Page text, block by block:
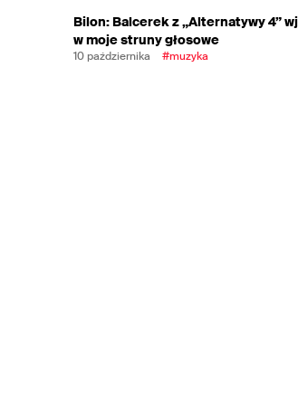
Bilon: Balcerek z „Alternatywy 4”
w moje struny głosowe
10 października #muzyka